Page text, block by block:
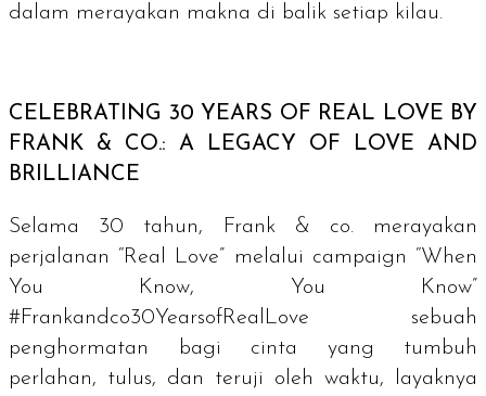
dalam merayakan makna di balik setiap kilau.
CELEBRATING 30 YEARS OF REAL LOVE BY
FRANK & CO.: A LEGACY OF LOVE AND
BRILLIANCE
Selama 30 tahun, Frank & co. merayakan
perjalanan “Real Love” melalui campaign “When
You Know, You Know”
#Frankandco30YearsofRealLove sebuah
penghormatan bagi cinta yang tumbuh
perlahan, tulus, dan teruji oleh waktu, layaknya